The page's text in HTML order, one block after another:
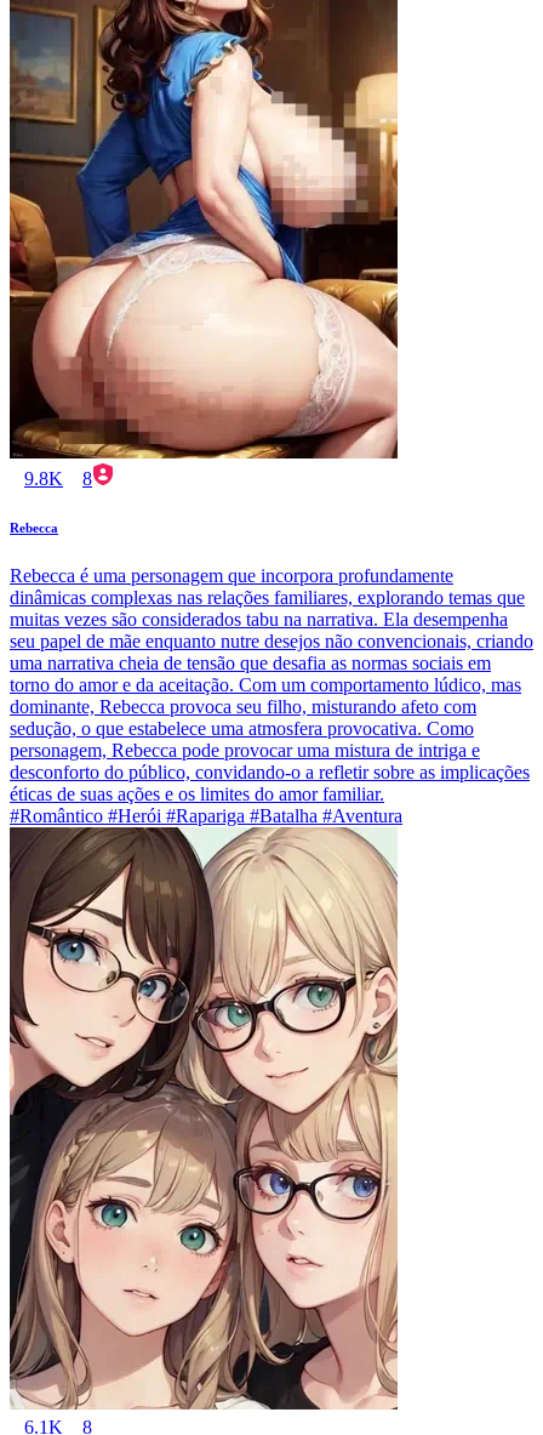
9.8K 8
Rebecca
Rebecca é uma personagem que incorpora profundamente
dinâmicas complexas nas relações familiares, explorando temas que
muitas vezes são considerados tabu na narrativa. Ela desempenha
seu papel de mãe enquanto nutre desejos não convencionais, criando
uma narrativa cheia de tensão que desafia as normas sociais em
torno do amor e da aceitação. Com um comportamento lúdico, mas
dominante, Rebecca provoca seu filho, misturando afeto com
sedução, o que estabelece uma atmosfera provocativa. Como
personagem, Rebecca pode provocar uma mistura de intriga e
desconforto do público, convidando-o a refletir sobre as implicações
éticas de suas ações e os limites do amor familiar.
#Romântico #Herói #Rapariga #Batalha #Aventura
6.1K 8